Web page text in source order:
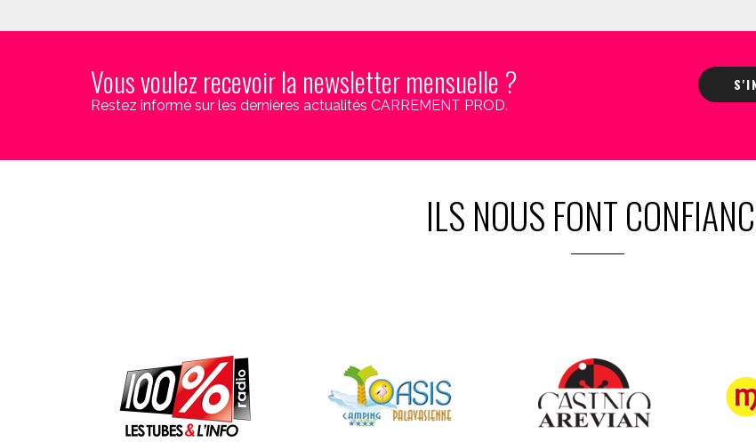
Vous voulez recevoir la newsletter mensuelle ?
Restez informé sur les dernières actualités CARREMENT PROD.
ILS NOUS FONT